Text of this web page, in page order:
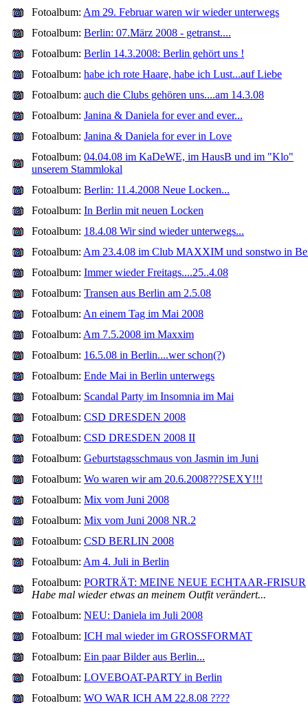
Fotoalbum: Am 29. Februar waren wir wieder unterwegs
Fotoalbum: Berlin: 07.März 2008 - getranst....
Fotoalbum: Berlin 14.3.2008: Berlin gehört uns !
Fotoalbum: habe ich rote Haare, habe ich Lust...auf Liebe
Fotoalbum: auch die Clubs gehören uns....am 14.3.08
Fotoalbum: Janina & Daniela for ever and ever...
Fotoalbum: Janina & Daniela for ever in Love
Fotoalbum: 04.04.08 im KaDeWE, im HausB und im "Klo"
unserem Stammlokal
Fotoalbum: Berlin: 11.4.2008 Neue Locken...
Fotoalbum: In Berlin mit neuen Locken
Fotoalbum: 18.4.08 Wir sind wieder unterwegs...
Fotoalbum: Am 23.4.08 im Club MAXXIM und sonstwo in
Fotoalbum: Immer wieder Freitags....25..4.08
Fotoalbum: Transen aus Berlin am 2.5.08
Fotoalbum: An einem Tag im Mai 2008
Fotoalbum: Am 7.5.2008 im Maxxim
Fotoalbum: 16.5.08 in Berlin....wer schon(?)
Fotoalbum: Ende Mai in Berlin unterwegs
Fotoalbum: Scandal Party im Insomnia im Mai
Fotoalbum: CSD DRESDEN 2008
Fotoalbum: CSD DRESDEN 2008 II
Fotoalbum: Geburtstagsschmaus von Jasmin im Juni
Fotoalbum: Wo waren wir am 20.6.2008???SEXY!!!
Fotoalbum: Mix vom Juni 2008
Fotoalbum: Mix vom Juni 2008 NR.2
Fotoalbum: CSD BERLIN 2008
Fotoalbum: Am 4. Juli in Berlin
Fotoalbum: PORTRÄT: MEINE NEUE ECHTAAR-FRISUR
Habe mal wieder etwas an meinem Outfit verändert...
Fotoalbum: NEU: Daniela im Juli 2008
Fotoalbum: ICH mal wieder im GROSSFORMAT
Fotoalbum: Ein paar Bilder aus Berlin...
Fotoalbum: LOVEBOAT-PARTY in Berlin
Fotoalbum: WO WAR ICH AM 22.8.08 ????